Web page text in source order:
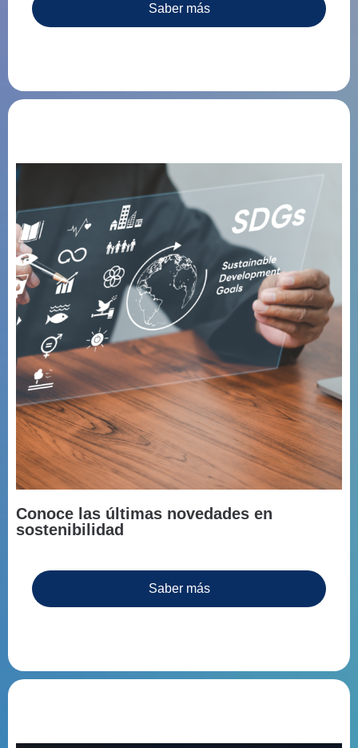
Saber más
Conoce las últimas novedades en
sostenibilidad
Saber más